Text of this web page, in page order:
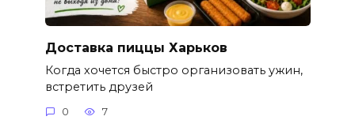
Доставка пиццы Харьков
Когда хочется быстро организовать ужин,
встретить друзей
0 7